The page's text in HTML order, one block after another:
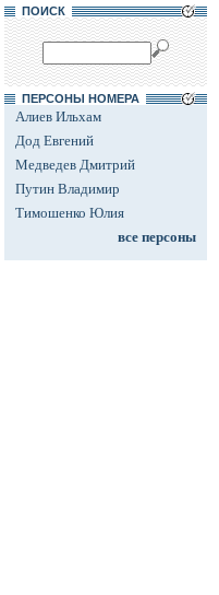
ПОИСК
ПЕРСОНЫ НОМЕРА
Алиев Ильхам
Дод Евгений
Медведев Дмитрий
Путин Владимир
Тимошенко Юлия
все персоны